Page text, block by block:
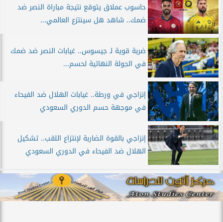
حاسوب عملاق يتوقع نتيجة مباراة النصر ضد
ضمك.. شاهد هل سينتزع العالمي...
ضربة قوية لـ جيسوس.. غيابات النصر ضد ضمك
في الجولة النهائية لحسم...
إنزاجي في ورطة.. غيابات الهلال ضد الفيحاء
في موجهة حسم الدوري السعودي
إنزاجي بالقوة الضاربة لإنتزاع اللقب.. تشكيل
الهلال ضد الفيحاء في الدوري السعودي